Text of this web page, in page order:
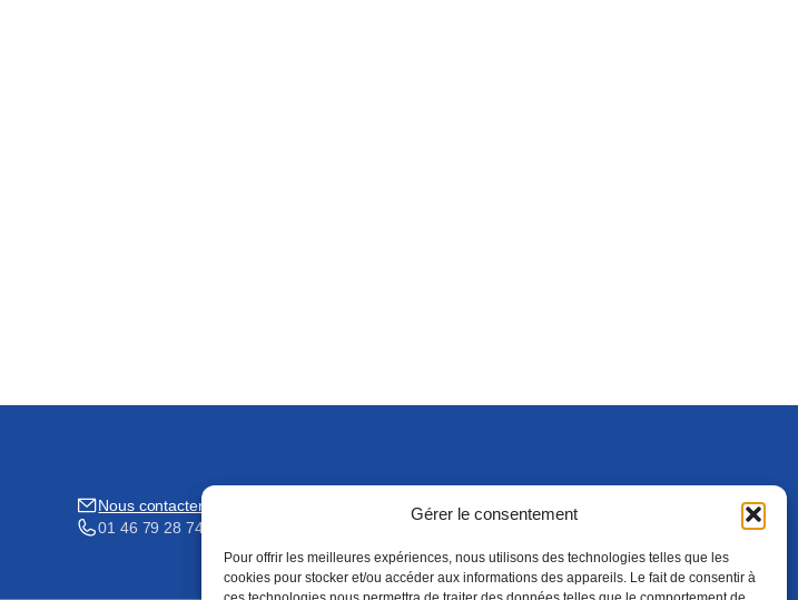
Gérer le consentement
Pour offrir les meilleures expériences, nous utilisons des technologies telles que les
cookies pour stocker et/ou accéder aux informations des appareils. Le fait de consentir à
Nous contacter
01 46 79 28 74
S'ABONNER
(NOUVELLE FENÊTRE)
ADHÉRER